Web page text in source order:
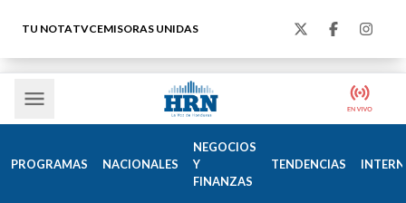
TU NOTATVCEMISORAS UNIDAS
PROGRAMAS NACIONALES
NEGOCIOS
Y
FINANZAS
TENDENCIAS